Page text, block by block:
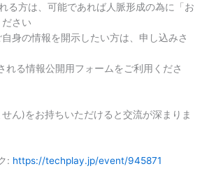
る方は、可能であれば人脈形成の為に「お
さい
身の情報を開示したい方は、申し込みさ
れる情報公開用フォームをご利用くださ
ん)をお持ちいただけると交流が深まりま
: https://techplay.jp/event/945871